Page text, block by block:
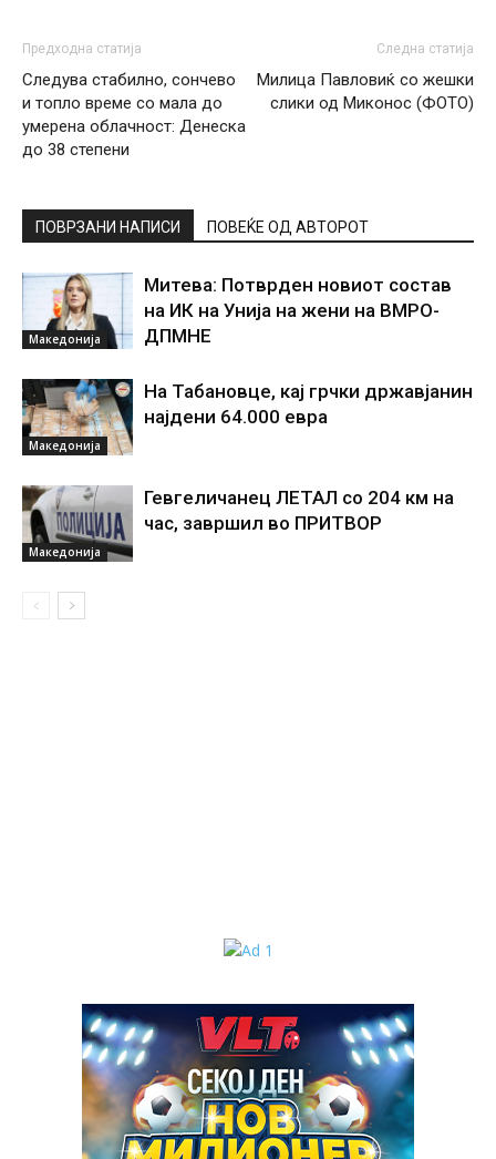
Предходна статија
Следува стабилно, сончево
и топло време со мала до
умерена облачност: Денеска
до 38 степени
Следна статија
Милица Павловиќ со жешки
слики од Миконос (ФОТО)
ПОВРЗАНИ НАПИСИ ПОВЕЌЕ ОД АВТОРОТ
Македонија
Митева: Потврден новиот состав
на ИК на Унија на жени на ВМРО-
ДПМНЕ
Македонија
На Табановце, кај грчки државјанин
најдени 64.000 евра
Македонија
Гевгеличанец ЛЕТАЛ со 204 км на
час, завршил во ПРИТВОР